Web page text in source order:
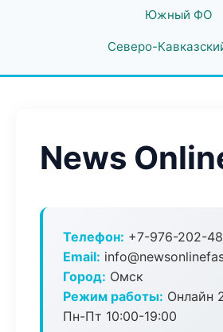
Южный ФО
Северо-
News
Телефон: +7-976-202-
Email:
Город: Омск
Режим работы: Онлайн
Пн-Пт 10:00-19:00